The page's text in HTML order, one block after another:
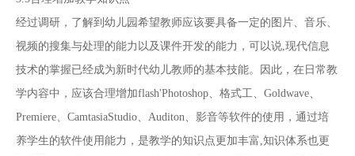
经过调研，了解到幼儿园希望教师应该要具备一定的图片、音乐、
视频的搜集与处理的能力以及课件开发的能力，可以说,现代信息
技术的掌握已经成为新时代幼儿教师的基本技能。因此，在日常教
学内容中，应该合理增加flash'Photoshop、格式工、Goldwave、
Premiere、CamtasiaStudio、Auditon、影音等软件的使用，通过培
养学生的软件使用能力，是教学的知识点更加丰富,知识体系也更